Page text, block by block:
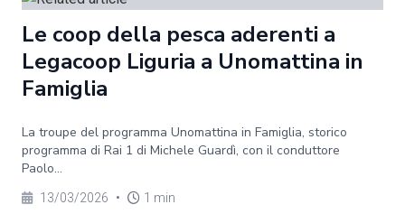
Le coop della pesca aderenti a
Legacoop Liguria a Unomattina in
Famiglia
La troupe del programma Unomattina in Famiglia, storico
programma di Rai 1 di Michele Guardì, con il conduttore
Paolo...
13/03/2026 • 1 min